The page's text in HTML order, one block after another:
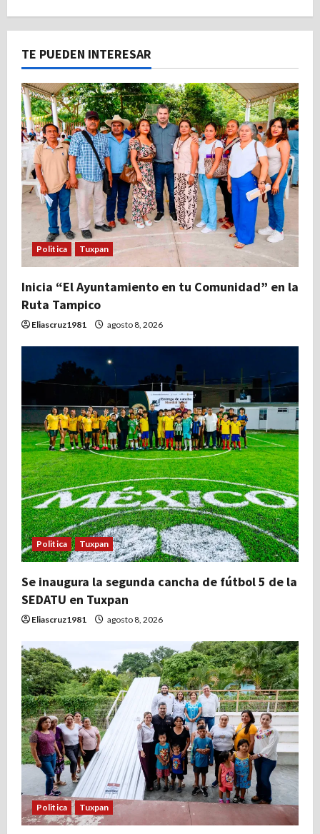
TE PUEDEN INTERESAR
Politica Tuxpan
Inicia “El Ayuntamiento en tu Comunidad” en la
Ruta Tampico
Eliascruz1981 agosto 8, 2026
Politica Tuxpan
Se inaugura la segunda cancha de fútbol 5 de la
SEDATU en Tuxpan
Eliascruz1981 agosto 8, 2026
Politica Tuxpan